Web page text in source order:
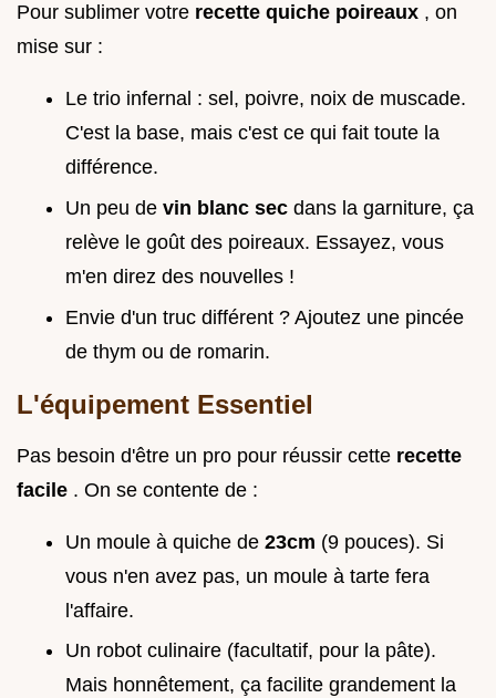
Pour sublimer votre recette quiche poireaux , on
mise sur :
Le trio infernal : sel, poivre, noix de muscade.
C'est la base, mais c'est ce qui fait toute la
différence.
Un peu de vin blanc sec dans la garniture, ça
relève le goût des poireaux. Essayez, vous
m'en direz des nouvelles !
Envie d'un truc différent ? Ajoutez une pincée
de thym ou de romarin.
L'équipement Essentiel
Pas besoin d'être un pro pour réussir cette recette
facile . On se contente de :
Un moule à quiche de 23cm (9 pouces). Si
vous n'en avez pas, un moule à tarte fera
l'affaire.
Un robot culinaire (facultatif, pour la pâte).
Mais honnêtement, ça facilite grandement la